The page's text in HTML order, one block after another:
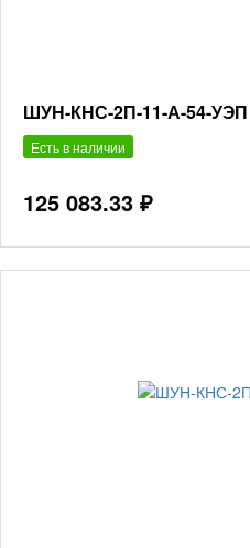
ШУН-КНС-2П-11-А-54-УЭП
Есть в наличии
125 083.33 ₽